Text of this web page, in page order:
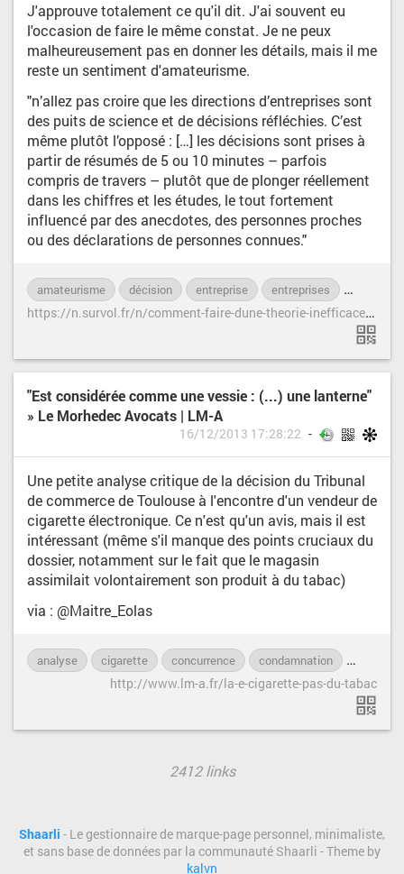
J'approuve totalement ce qu'il dit. J'ai souvent eu
l'occasion de faire le même constat. Je ne peux
malheureusement pas en donner les détails, mais il me
reste un sentiment d'amateurisme.
"n’allez pas croire que les directions d’entreprises sont
des puits de science et de décisions réfléchies. C’est
même plutôt l’opposé : […] les décisions sont prises à
partir de résumés de 5 ou 10 minutes – parfois
compris de travers – plutôt que de plonger réellement
dans les chiffres et les études, le tout fortement
influencé par des anecdotes, des personnes proches
ou des déclarations de personnes connues."
amateurisme décision entreprise entreprises
h
ttps://n.survol.fr/n/comment-faire-dune-theorie-inefficace-un-phenomene-de-mode-en-entreprise
"Est considérée comme une vessie : (...) une lanterne"
» Le Morhedec Avocats | LM-A
16/12/2013 17:28:22
Une petite analyse critique de la décision du Tribunal
de commerce de Toulouse à l'encontre d'un vendeur de
cigarette électronique. Ce n'est qu'un avis, mais il est
intéressant (même s'il manque des points cruciaux du
dossier, notamment sur le fait que le magasin
assimilait volontairement son produit à du tabac)
via : @Maitre_Eolas
analyse cigarette concurrence condamnation
http://www.lm-a.fr/la-e-cigarette-pas-du-tabac
2412 links
Shaarli - Le gestionnaire de marque-page personnel, minimaliste,
et sans base de données par la communauté Shaarli - Theme by
kalvn